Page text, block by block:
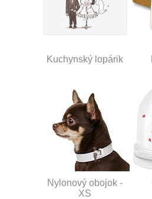
Kuchynský lopárik
Nylonový obojok -
XS